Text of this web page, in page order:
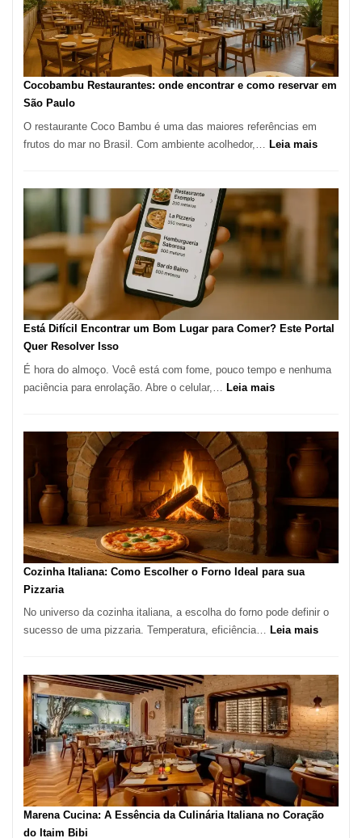
São
Paulo:
Um
Guia
Definitivo
para
Alta
Gastronomia
Cocobambu Restaurantes: onde encontrar e como reservar em
São Paulo
O restaurante Coco Bambu é uma das maiores referências em
frutos do mar no Brasil. Com ambiente acolhedor,…
Leia mais:
como
reservar
Paulo
Está Difícil Encontrar um Bom Lugar para Comer? Este Portal
Quer Resolver Isso
É hora do almoço. Você está com fome, pouco tempo e nenhuma
paciência para enrolação. Abre o celular,… Leia mais:
Encontrar
um
Lugar
Comer?
Este
Portal
Isso
Cozinha Italiana: Como Escolher o Forno Ideal para sua
Pizzaria
No universo da cozinha italiana, a escolha do forno pode definir o
sucesso de uma pizzaria. Temperatura, eficiência… Leia mais:
Como
Escolher
o
Forno
Ideal
para
sua
Pizzaria
Marena Cucina: A Essência da Culinária Italiana no Coração
do Itaim Bibi